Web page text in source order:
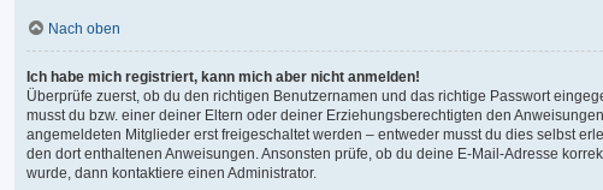
Nach oben
Ich habe mich registriert, kann mich aber nicht anmelden!
Überprüfe zuerst, ob du den richtigen Benutzernamen und das richtige Passwort
musst du bzw. einer deiner Eltern oder deiner Erziehungsberechtigten den
angemeldeten Mitglieder erst freigeschaltet werden – entweder musst du dies selbst
den dort enthaltenen Anweisungen. Ansonsten prüfe, ob du deine E-Mail-Adresse
wurde, dann kontaktiere einen Administrator.